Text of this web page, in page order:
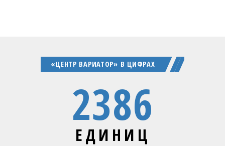
«ЦЕНТР ВАРИАТОР» В ЦИФРАХ
2386
ЕДИНИЦ